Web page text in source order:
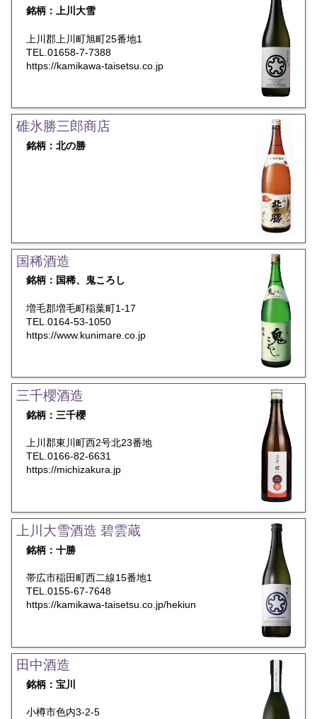
銘柄：上川大雪
上川郡上川町旭町25番地1
TEL.01658-7-7388
https://kamikawa-taisetsu.co.jp
碓氷勝三郎商店
銘柄：北の勝
国稀酒造
銘柄：国稀、鬼ころし
増毛郡増毛町稲葉町1-17
TEL.0164-53-1050
https://www.kunimare.co.jp
三千櫻酒造
銘柄：三千櫻
上川郡東川町西2号北23番地
TEL.0166-82-6631
https://michizakura.jp
上川大雪酒造 碧雲蔵
銘柄：十勝
帯広市稲田町西二線15番地1
TEL.0155-67-7648
https://kamikawa-taisetsu.co.jp/hekiun
田中酒造
銘柄：宝川
小樽市色内3-2-5